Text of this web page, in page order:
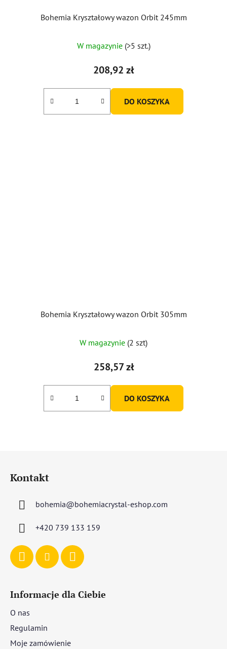
Bohemia Kryształowy wazon Orbit 245mm
W magazynie (>5 szt.)
208,92 zł
DO KOSZYKA
Bohemia Kryształowy wazon Orbit 305mm
W magazynie (2 szt)
258,57 zł
DO KOSZYKA
Kontakt
bohemia@bohemiacrystal-eshop.com
+420 739 133 159
Informacje dla Ciebie
O nas
Regulamin
Moje zamówienie